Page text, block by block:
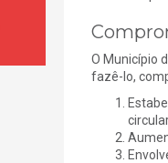
O Município
fazê-lo,
circular